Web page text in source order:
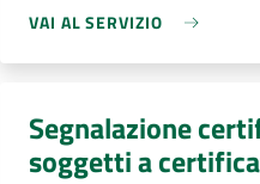
VAI AL SERVIZIO
Segnalazione
soggetti a